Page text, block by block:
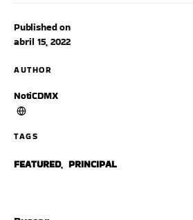
Published on
abril 15, 2022
AUTHOR
NotiCDMX
TAGS
FEATURED, PRINCIPAL